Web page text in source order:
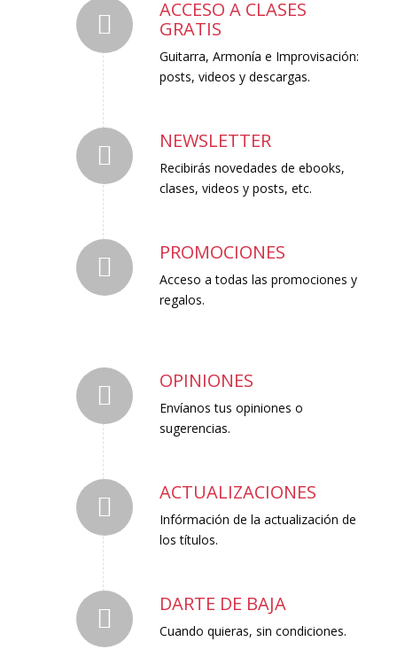
ACCESO A CLASES
GRATIS
Guitarra, Armonía e Improvisación:
posts, videos y descargas.
NEWSLETTER
Recibirás novedades de ebooks,
clases, videos y posts, etc.
PROMOCIONES
Acceso a todas las promociones y
regalos.
OPINIONES
Envíanos tus opiniones o
sugerencias.
ACTUALIZACIONES
Infórmación de la actualización de
los títulos.
DARTE DE BAJA
Cuando quieras, sin condiciones.